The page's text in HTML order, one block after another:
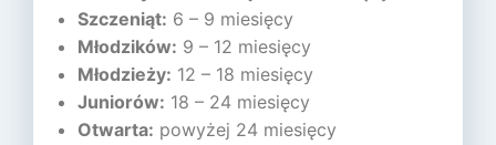
Szczeniąt: 6 – 9 miesięcy
Młodzików: 9 – 12 miesięcy
Młodzieży: 12 – 18 miesięcy
Juniorów: 18 – 24 miesięcy
Otwarta: powyżej 24 miesięcy